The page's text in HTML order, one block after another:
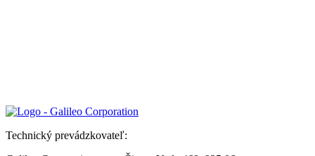
Technický prevádzkovateľ: